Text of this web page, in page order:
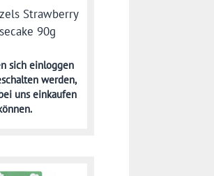
Strawberry
90g
sich einloggen
werden,
uns einkaufen